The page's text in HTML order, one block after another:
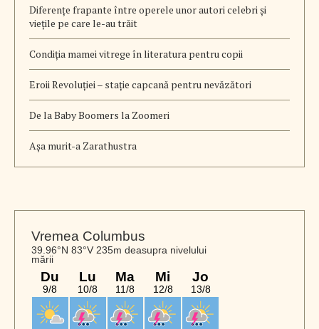
Diferențe frapante între operele unor autori celebri și
viețile pe care le-au trăit
Condiția mamei vitrege în literatura pentru copii
Eroii Revoluției – stație capcană pentru nevăzători
De la Baby Boomers la Zoomeri
Aşa murit-a Zarathustra